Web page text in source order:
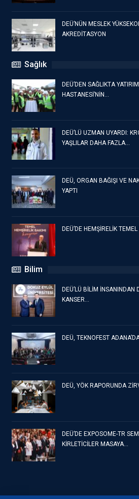
DEÜ’NÜN MESLEK
AKREDİTASYON
Sağlık
DEÜ’DEN SAĞLIKTA
HASTANESİ’NİN…
DEÜ’LÜ UZMAN UYARDI:
YAŞLILAR DAHA FAZLA…
DEÜ, ORGAN BAĞIŞI VE
YAPTI
DEÜ’DE HEMŞİRELİK
Bilim
DEÜ’LÜ BİLİM İNSANINDAN
KANSER…
DEÜ, TEKNOFEST
DEÜ, YÖK RAPORUNDA
DEÜ’DE EXPOSOME-TR
KİRLETİCİLER MASAYA…